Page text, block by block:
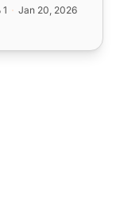
Jan 20, 2026 1 دقائق للقراءة